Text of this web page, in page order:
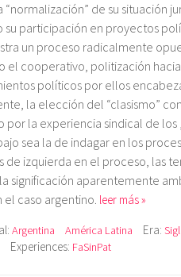
“normalización” de su situación
su participación en proyectos
un proceso radicalmente
el cooperativo, politización
políticos por ellos
la elección del “clasismo”
por la experiencia sindical de los
sea la de indagar en los
de izquierda en el proceso, las
significación aparentemente
el caso argentino. leer más »
Argentina América Latina Era:
Experiences: FaSinPat